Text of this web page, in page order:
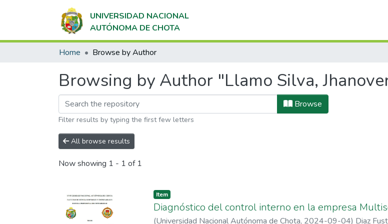
UNIVERSIDAD NACIONAL
AUTÓNOMA DE CHOTA
Home Browse by Author
Browsing by Author "Llamo Silva,
Browse
Filter results by typing the first few letters
All browse results
Now showing 1 - 1 of 1
Item
Diagnóstico del control interno en la empresa
(Universidad Nacional Autónoma de Chota, 2024-09-04) Diaz